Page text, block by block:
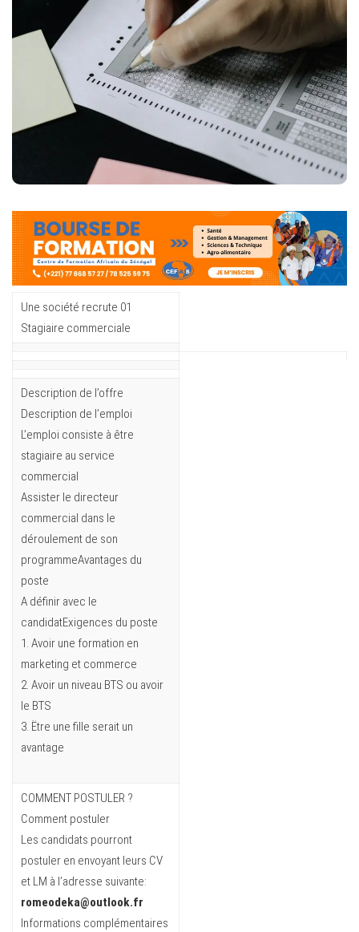
Une société recrute 01
Stagiaire commerciale
Description de l’offre
Description de l’emploi
L’emploi consiste à être
stagiaire au service
commercial
Assister le directeur
commercial dans le
déroulement de son
programmeAvantages du
poste
A définir avec le
candidatExigences du poste
1. Avoir une formation en
marketing et commerce
2. Avoir un niveau BTS ou avoir
le BTS
3. Ëtre une fille serait un
avantage
COMMENT POSTULER ?
Comment postuler
Les candidats pourront
postuler en envoyant leurs CV
et LM à l’adresse suivante:
romeodeka@outlook.fr
Informations complémentaires